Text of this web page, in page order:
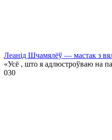
Леанід Шчамялёў — мастак з
«Усё , што я адлюстроўваю на
030